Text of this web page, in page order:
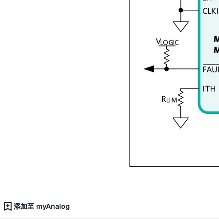
添加至 myAnalog